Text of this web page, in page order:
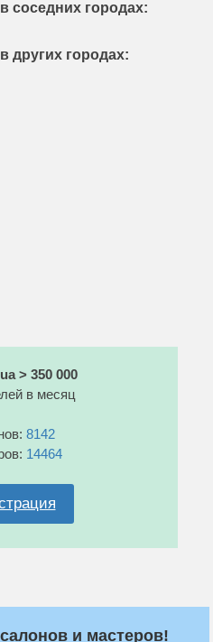
соседних городах:
других городах:
> 350 000
в месяц
8142
14464
и мастеров!